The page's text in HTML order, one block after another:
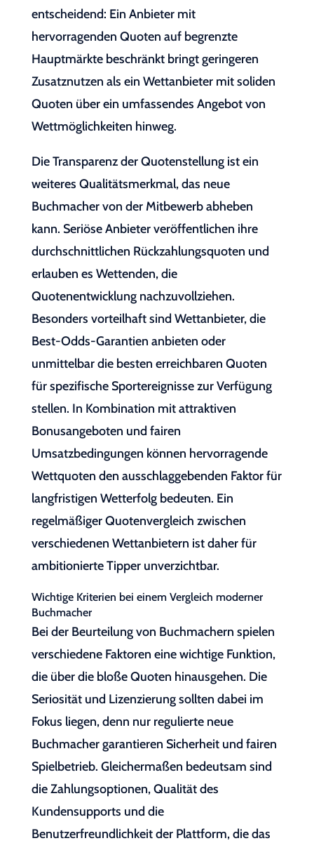
entscheidend: Ein Anbieter mit
hervorragenden Quoten auf begrenzte
Hauptmärkte beschränkt bringt geringeren
Zusatznutzen als ein Wettanbieter mit soliden
Quoten über ein umfassendes Angebot von
Wettmöglichkeiten hinweg.
Die Transparenz der Quotenstellung ist ein
weiteres Qualitätsmerkmal, das neue
Buchmacher von der Mitbewerb abheben
kann. Seriöse Anbieter veröffentlichen ihre
durchschnittlichen Rückzahlungsquoten und
erlauben es Wettenden, die
Quotenentwicklung nachzuvollziehen.
Besonders vorteilhaft sind Wettanbieter, die
Best-Odds-Garantien anbieten oder
unmittelbar die besten erreichbaren Quoten
für spezifische Sportereignisse zur Verfügung
stellen. In Kombination mit attraktiven
Bonusangeboten und fairen
Umsatzbedingungen können hervorragende
Wettquoten den ausschlaggebenden Faktor für
langfristigen Wetterfolg bedeuten. Ein
regelmäßiger Quotenvergleich zwischen
verschiedenen Wettanbietern ist daher für
ambitionierte Tipper unverzichtbar.
Wichtige Kriterien bei einem Vergleich moderner
Buchmacher
Bei der Beurteilung von Buchmachern spielen
verschiedene Faktoren eine wichtige Funktion,
die über die bloße Quoten hinausgehen. Die
Seriosität und Lizenzierung sollten dabei im
Fokus liegen, denn nur regulierte neue
Buchmacher garantieren Sicherheit und fairen
Spielbetrieb. Gleichermaßen bedeutsam sind
die Zahlungsoptionen, Qualität des
Kundensupports und die
Benutzerfreundlichkeit der Plattform, die das